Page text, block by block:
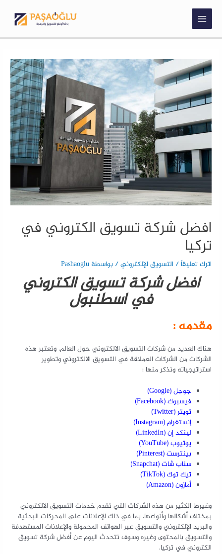
افضل شركة تسويق الكتروني في
تركيا
اترك تعليقاً/ التسويق الإلكتروني/ بواسطة Pashaoglu
افضل شركة تسويق الكتروني
في اسطنبول
مقدمه :
هناك العديد من شركات التسويق الالكتروني حول العالم. وتعتبر هذه
الشركات من الشركات العملاقة في التسويق الالكتروني وتطوير
استراتيجياته ونذكر منها :
جوجل (Google)
فيسبوك (Facebook)
تويتر (Twitter)
إنستغرام (Instagram)
لينكد إن (LinkedIn)
يوتيوب (YouTube)
بينترست (Pinterest)
سناب شات (Snapchat)
تيك توك (TikTok)
أمازون (Amazon)
وغيرها الكثير من هذه الشركات التي تقدم خدمات التسويق الالكتروني
بمختلف أشكالها وأنواعها. بما في ذلك الإعلانات على المحركات البحثية
والبريد الإلكتروني والتسويق عبر الهواتف المحمولة والإعلانات المستهدفة
والتسويق بالمحتوى وغيره وسوف نتحدث اليوم عن أفضل شركة تسويق
الكتروني في تركيا.